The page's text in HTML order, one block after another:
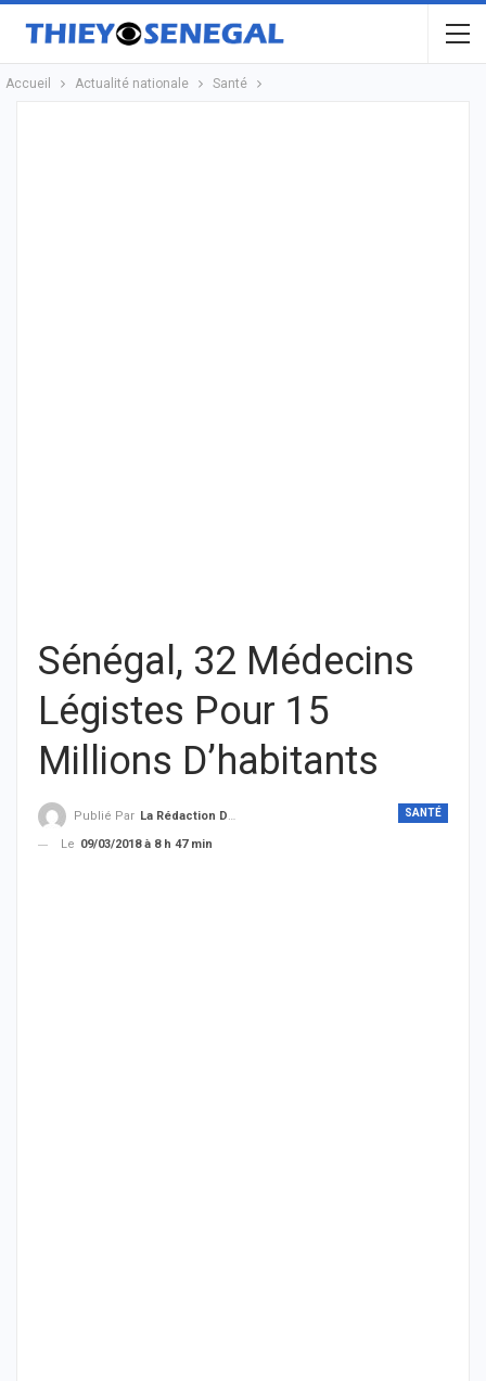
Accueil Actualité nationale Santé
Sénégal, 32 Médecins
Légistes Pour 15
Millions D’habitants
SANTÉ
Publié Par La Rédaction De THIEYSENEGAL.com
Le 09/03/2018 à 8 h 47 min